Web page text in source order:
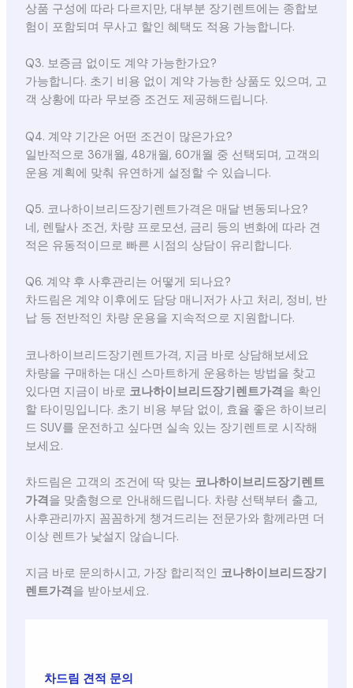
상품 구성에 따라 다르지만, 대부분 장기렌트에는 종합보
험이 포함되며 무사고 할인 혜택도 적용 가능합니다.
Q3. 보증금 없이도 계약 가능한가요?
가능합니다. 초기 비용 없이 계약 가능한 상품도 있으며, 고
객 상황에 따라 무보증 조건도 제공해드립니다.
Q4. 계약 기간은 어떤 조건이 많은가요?
일반적으로 36개월, 48개월, 60개월 중 선택되며, 고객의
운용 계획에 맞춰 유연하게 설정할 수 있습니다.
Q5. 코나하이브리드장기렌트가격은 매달 변동되나요?
네, 렌탈사 조건, 차량 프로모션, 금리 등의 변화에 따라 견
적은 유동적이므로 빠른 시점의 상담이 유리합니다.
Q6. 계약 후 사후관리는 어떻게 되나요?
차드림은 계약 이후에도 담당 매니저가 사고 처리, 정비, 반
납 등 전반적인 차량 운용을 지속적으로 지원합니다.
코나하이브리드장기렌트가격, 지금 바로 상담해보세요
차량을 구매하는 대신 스마트하게 운용하는 방법을 찾고
있다면 지금이 바로 코나하이브리드장기렌트가격 을 확인
할 타이밍입니다. 초기 비용 부담 없이, 효율 좋은 하이브리
드 SUV를 운전하고 싶다면 실속 있는 장기렌트로 시작해
보세요.
차드림은 고객의 조건에 딱 맞는 코나하이브리드장기렌트
가격 을 맞춤형으로 안내해드립니다. 차량 선택부터 출고,
사후관리까지 꼼꼼하게 챙겨드리는 전문가와 함께라면 더
이상 렌트가 낯설지 않습니다.
지금 바로 문의하시고, 가장 합리적인 코나하이브리드장기
렌트가격 을 받아보세요.
차드림 견적 문의